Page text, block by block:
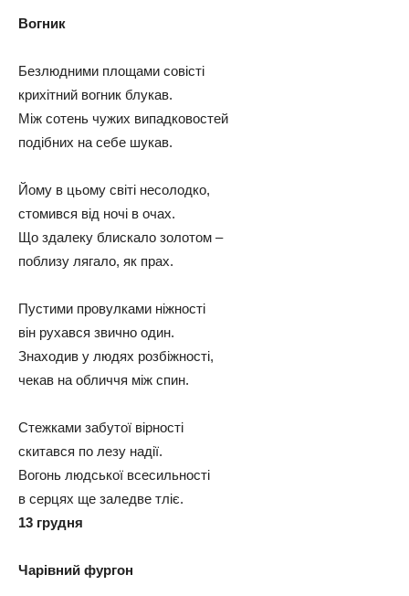
Вогник
Безлюдними площами совісті
крихітний вогник блукав.
Між сотень чужих випадковостей
подібних на себе шукав.
Йому в цьому світі несолодко,
стомився від ночі в очах.
Що здалеку блискало золотом –
поблизу лягало, як прах.
Пустими провулками ніжності
він рухався звично один.
Знаходив у людях розбіжності,
чекав на обличчя між спин.
Стежками забутої вірності
скитався по лезу надії.
Вогонь людської всесильності
в серцях ще заледве тліє.
13 грудня
Чарівний фургон